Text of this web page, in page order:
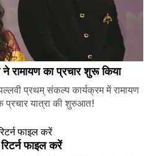
रामायण का प्रचार शुरू किया
प्रथम् संकल्प कार्यक्रम में रामायण
प्रचार यात्रा की शुरुआत!
फाइल करें